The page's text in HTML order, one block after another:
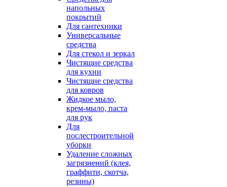
напольных
покрытий
Для сантехники
Универсальные
средства
Для стекол и зеркал
Чистящие средства
для кухни
Чистящие средства
для ковров
Жидкое мыло,
крем-мыло, паста
для рук
Для
послестроительной
уборки
Удаление сложных
загрязнений (клея,
граффити, скотча,
резины)